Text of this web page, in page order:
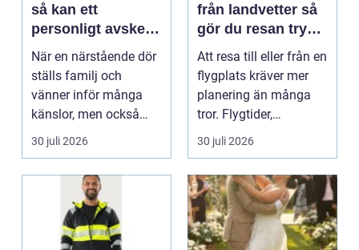
så kan ett
personligt avsked
formas
När en närstående dör
ställs familj och
vänner inför många
känslor, men också
praktiska beslut. En b...
30 juli 2026
från landvetter så
gör du resan trygg
och smidig
Att resa till eller från en
flygplats kräver mer
planering än många
tror. Flygtider,
packning, säker...
30 juli 2026